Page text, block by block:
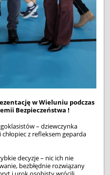
w Wieluniu podczas
Bezpieczeństwa !
– dziewczynka
z refleksem geparda
decyzje – nic ich nie
bezbłędnie rozwiązany